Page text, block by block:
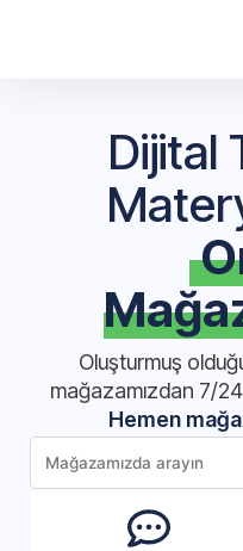
Dijital
Oluşturmuş
mağazamızdan 7/
Hemen